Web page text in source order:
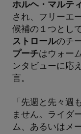
ホルヘ・マルテ
され、フリーエ
候補の１つとし
ストロールのチ
プーチはウォー
ンタビューに応
言。
「先週と先々週
ません。ライダ
ム、あるいはメ